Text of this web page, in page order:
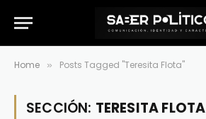
Home » Posts Tagged "Teresita Flota"
SECCIÓN: TERESITA FLOTA